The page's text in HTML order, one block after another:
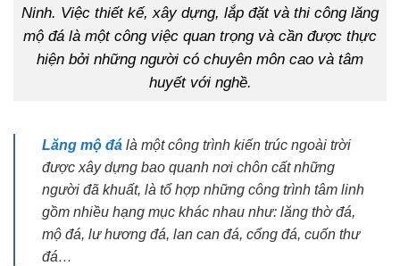
Ninh. Việc thiết kế, xây dựng, lắp đặt và thi công lăng
mộ đá là một công việc quan trọng và cần được thực
hiện bởi những người có chuyên môn cao và tâm
huyết với nghề.
Lăng mộ đá là một công trình kiến trúc ngoài trời
được xây dựng bao quanh nơi chôn cất những
người đã khuất, là tổ hợp những công trình tâm linh
gồm nhiều hạng mục khác nhau như: lăng thờ đá,
mộ đá, lư hương đá, lan can đá, cổng đá, cuốn thư
đá…